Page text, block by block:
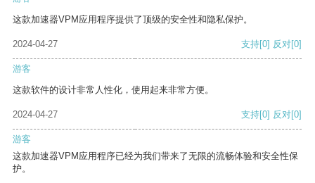
这款加速器VPM应用程序提供了顶级的安全性和隐私保护。
2024-04-27 支持[0] 反对[0]
游客
这款软件的设计非常人性化，使用起来非常方便。
2024-04-27 支持[0] 反对[0]
游客
这款加速器VPM应用程序已经为我们带来了无限的流畅体验和安全性保
护。